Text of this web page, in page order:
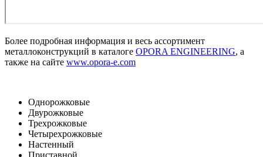
Более подробная информация и весь ассортимент
металлоконструкций в каталоге OPORA ENGINEERING, а
также на сайте www.opora-e.com
Однорожковые
Двурожковые
Трехрожковые
Четырехрожковые
Настенный